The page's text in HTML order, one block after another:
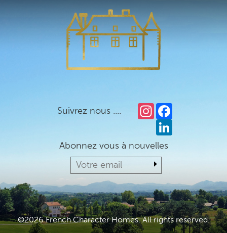
Suivrez nous .... Facebook
Instagram
LinkedIn
Abonnez vous à nouvelles
©2026 French Character Homes. All rights reserved.